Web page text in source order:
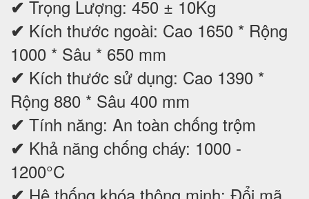
✔ Trọng Lượng: 450 ± 10Kg
✔ Kích thước ngoài: Cao 1650 * Rộng
1000 * Sâu * 650 mm
✔ Kích thước sử dụng: Cao 1390 *
Rộng 880 * Sâu 400 mm
✔ Tính năng: An toàn chống trộm
✔ Khả năng chống cháy: 1000 -
1200°C